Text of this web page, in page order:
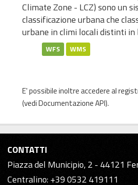
Climate Zone - LCZ) sono un
classificazione urbana che
urbane in climi locali distinti in
WFS WMS
E' possibile inoltre accedere al
(vediDocumentazione API).
CONTATTI
Piazza del Municipio, 2 - 44121
Centralino: +39 0532 419111